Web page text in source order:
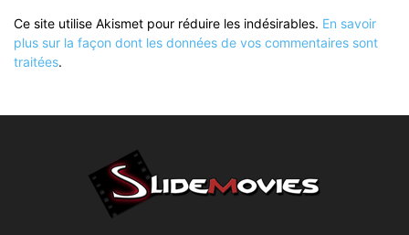
Ce site utilise Akismet pour réduire les indésirables. En savoir
plus sur la façon dont les données de vos commentaires sont
traitées.